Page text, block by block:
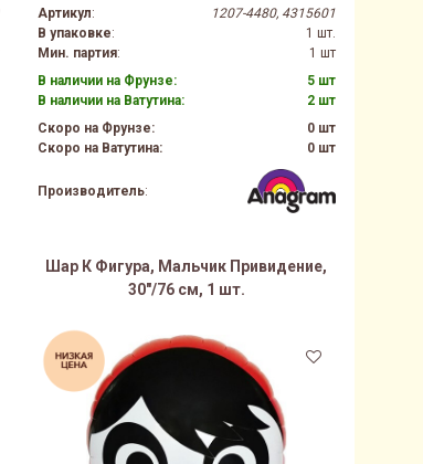
Артикул:
1207-4480, 4315601
В упаковке:
1 шт.
Мин. партия:
1 шт
В наличии на Фрунзе:
5 шт
В наличии на Ватутина:
2 шт
Скоро на Фрунзе:
0 шт
Скоро на Ватутина:
0 шт
Производитель:
Шар К Фигура, Мальчик Привидение,
30"/76 см, 1 шт.